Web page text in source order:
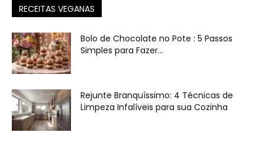
RECEITAS VEGANAS
Bolo de Chocolate no Pote : 5 Passos
Simples para Fazer...
Rejunte Branquíssimo: 4 Técnicas de
Limpeza Infalíveis para sua Cozinha